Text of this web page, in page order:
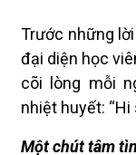
Trước những
đại diện học
cõi lòng mỗi
nhiệt huyết:
Một chút tâm